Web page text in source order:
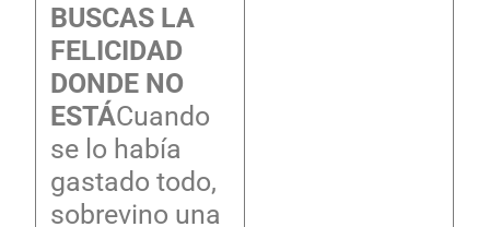
BUSCAS LA
FELICIDAD
DONDE NO
ESTÁCuando
se lo había
gastado todo,
sobrevino una